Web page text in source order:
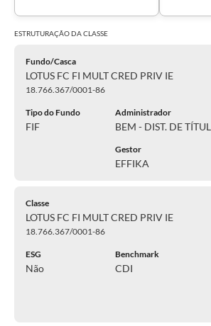
ESTRUTURAÇÃO DACLASSE
Fundo/Casca
LOTUS FC FI MULT CRED PRIV IE
18.766.367/0001-86
Tipo do Fundo
FIF
Administrador
BEM - DIST. DE TÍTUL
Gestor
EFFIKA
Classe
LOTUS FC FI MULT CRED PRIV IE
18.766.367/0001-86
ESG
Não
Benchmark
CDI